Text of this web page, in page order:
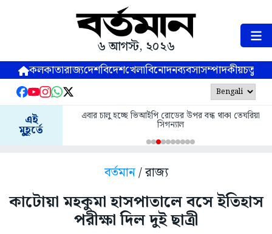
৬ আগস্ট, ২০২৬
কলকাতারাজ্যদেশবিদেশখেলাবিনোদনব্যবসাসম্পাদকীয়
এই
মুহূর্তে
এবার চালু হচ্ছে ভিআইপি রোডের উপর বন্ধ থাকা তেঘরিয়া
সিগন্যাল
বর্তমান/ রাজ্য
কাটোয়া মহকুমা হাসপাতালে বসে ইতিহাস
পরীক্ষা দিল দুই ছাত্রী